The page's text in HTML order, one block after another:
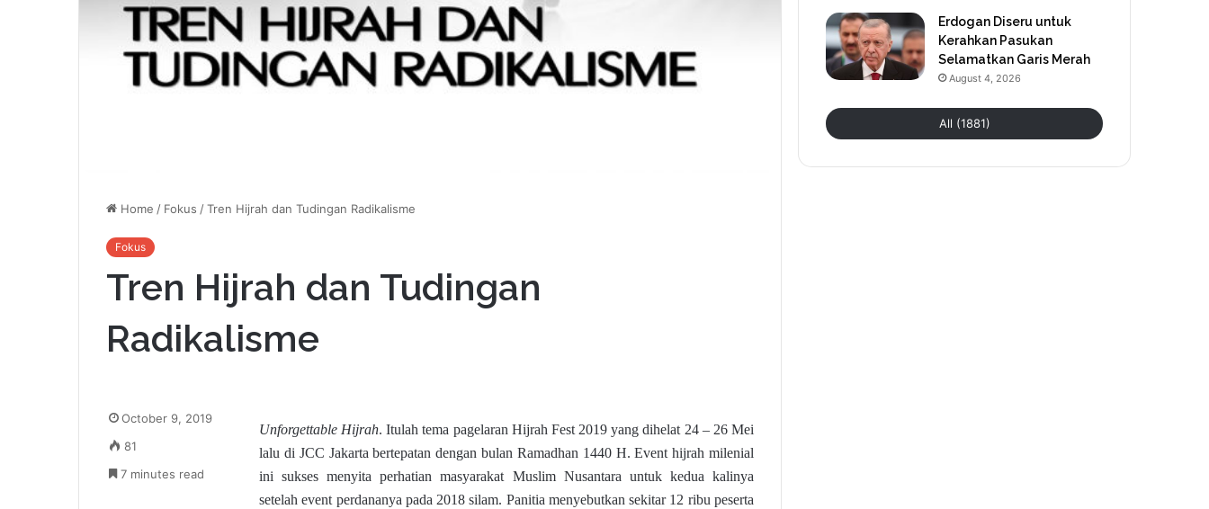
Home / Fokus /Tren Hijrah dan Tudingan Radikalisme
Fokus
Tren Hijrah dan Tudingan
Radikalisme
Unforgettable Hijrah. Itulah tema pagelaran Hijrah Fest 2019 yang dihelat 24 – 26 Mei
lalu di JCC Jakarta bertepatan dengan bulan Ramadhan 1440 H. Event hijrah milenial
ini sukses menyita perhatian masyarakat Muslim Nusantara untuk kedua kalinya
setelah event perdananya pada 2018 silam. Panitia menyebutkan sekitar 12 ribu peserta
October 9, 2019
81
7 minutes read
Erdogan Diseru untuk
Kerahkan Pasukan
Selamatkan Garis Merah
August 4, 2026
All (1881)